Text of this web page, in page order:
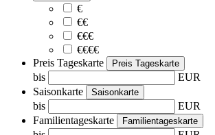
€
€€
€€€
€€€€
Preis Tageskarte
Preis Tageskarte
bis
EUR
Saisonkarte
Saisonkarte
bis
EUR
Familientageskarte
Familientageskarte